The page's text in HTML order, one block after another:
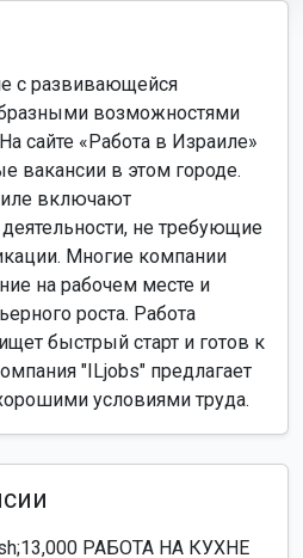
с развивающейся
возможностями
сайте «Работа в Израиле»
вакансии в этом городе.
включают
не требующие
Многие компании
на рабочем месте и
роста. Работа
быстрый старт и готов к
"ILjobs" предлагает
условиями труда.
РАБОТА НА КУХНЕ